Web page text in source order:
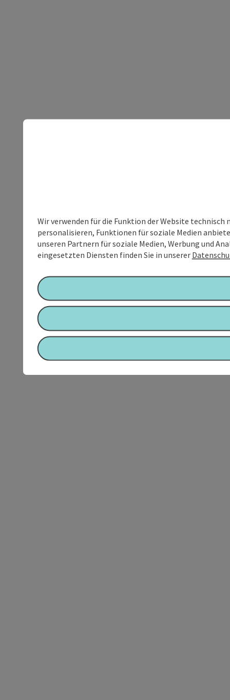
Wir verwenden für die Funktion der Website
personalisieren, Funktionen für soziale Medien
unseren Partnern für soziale Medien, Werbung und
eingesetzten Diensten finden Sie in unserer